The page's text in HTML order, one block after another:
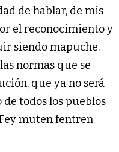
de hablar, de mis
el reconocimiento y
siendo mapuche.
normas que se
que ya no será
de todos los pueblos
muten fentren